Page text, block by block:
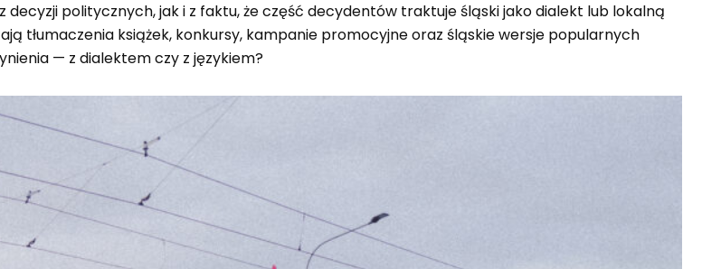
politycznych, jak i z faktu, że część decydentów traktuje śląski jako dialekt lub lokalną
tłumaczenia książek, konkursy, kampanie promocyjne oraz śląskie wersje popularnych
— z dialektem czy z językiem?